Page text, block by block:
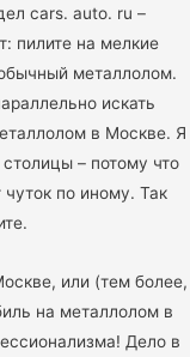
cars. auto. ru –
пилите на мелкие
металлолом.
искать
в Москве. Я
– потому что
по иному. Так
или (тем более,
на металлолом в
Дело в